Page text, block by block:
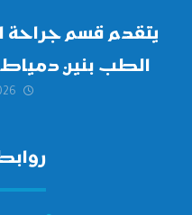
يتقدم قسم جراحة
التهنئة وأصدق